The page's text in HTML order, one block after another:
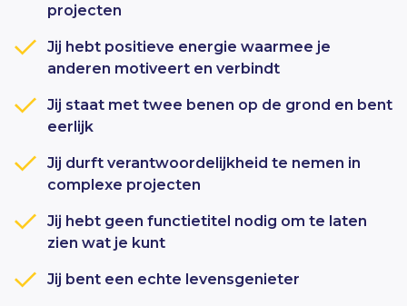
projecten
Jij hebt positieve energie waarmee je
anderen motiveert en verbindt
Jij staat met twee benen op de grond en bent
eerlijk
Jij durft verantwoordelijkheid te nemen in
complexe projecten
Jij hebt geen functietitel nodig om te laten
zien wat je kunt
Jij bent een echte levensgenieter